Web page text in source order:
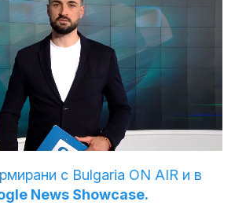
с Bulgaria ON AIR и в
News Showcase.